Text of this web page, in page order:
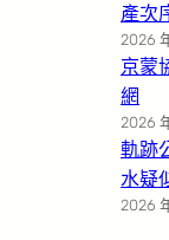
產次
2026
京蒙
網
2026
軌跡
水疑
2026